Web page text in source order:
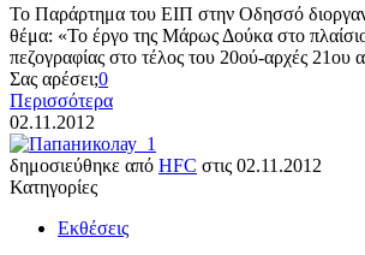
Το Παράρτημα του ΕΙΠ στην Οδησσό
θέμα: «Το έργο της Μάρως Δούκα στο
πεζογραφίας στο τέλος του 20ού-αρχές
Σας αρέσει;0
Περισσότερα
02.11.2012
δημοσιεύθηκε από HFC στις 02.11.2012
Κατηγορίες
Εκθέσεις